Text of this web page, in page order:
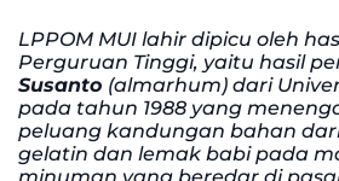
LPPOM MUI lahir dipicu oleh
Perguruan Tinggi, yaitu hasil
Susanto (almarhum) dari
pada tahun 1988 yang
peluang kandungan bahan
gelatin dan lemak babi pada